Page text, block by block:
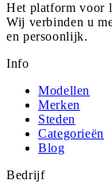
Het platform voor
Wij verbinden u
en persoonlijk.
Info
Modellen
Merken
Steden
Categorieën
Blog
Bedrijf